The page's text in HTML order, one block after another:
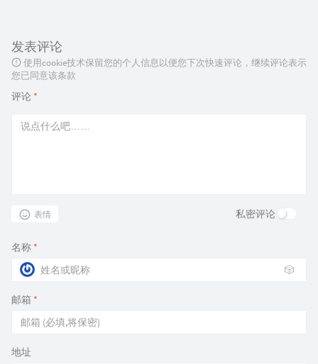
发表评论
使用cookie技术保留您的个人信息以便您下次快速评论，继续评论表示
您已同意该条款
评论 *
表情 私密评论
名称 *
🎲
邮箱 *
地址